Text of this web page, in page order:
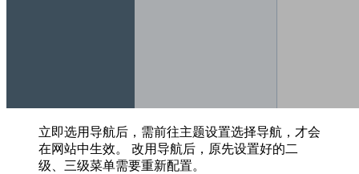
立即选用导航后，需前往主题设置选择导航，才会
在网站中生效。 改用导航后，原先设置好的二
级、三级菜单需要重新配置。